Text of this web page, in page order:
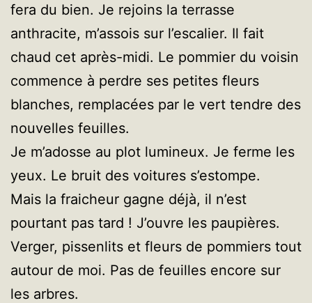
fera du bien. Je rejoins la terrasse
anthracite, m’assois sur l’escalier. Il fait
chaud cet après-midi. Le pommier du voisin
commence à perdre ses petites fleurs
blanches, remplacées par le vert tendre des
nouvelles feuilles.
Je m’adosse au plot lumineux. Je ferme les
yeux. Le bruit des voitures s’estompe.
Mais la fraicheur gagne déjà, il n’est
pourtant pas tard ! J’ouvre les paupières.
Verger, pissenlits et fleurs de pommiers tout
autour de moi. Pas de feuilles encore sur
les arbres.